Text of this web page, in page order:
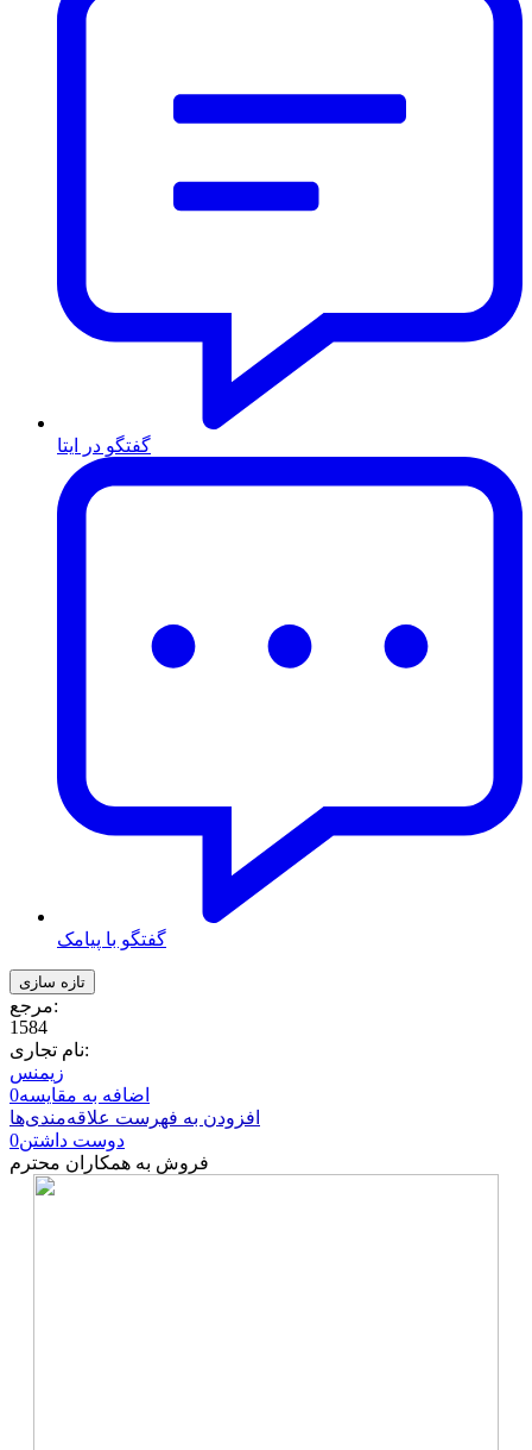
گفتگو در ایتا
گفتگو با پیامک
مرجع:
1584
نام تجاری:
زیمنس
اضافه به مقایسه0
افزودن به فهرست علاقه‌مندی‌ها
دوست داشتن0
فروش به همکاران محترم